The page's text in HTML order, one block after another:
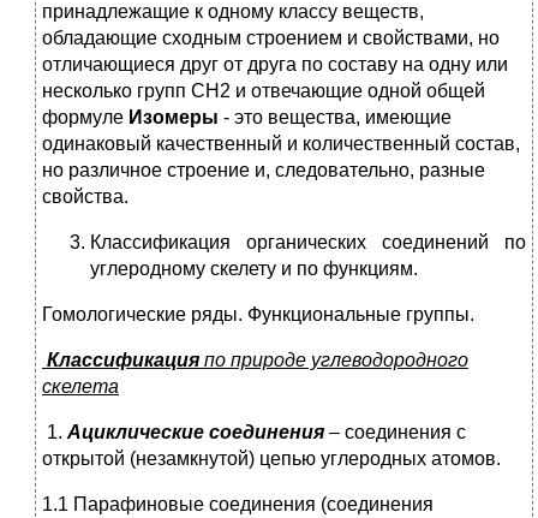
принадлежащие к одному классу веществ,
обладающие сходным строением и свойствами, но
отличающиеся друг от друга по составу на одну или
несколько групп СН2 и отвечающие одной общей
формуле Изомеры - это вещества, имеющие
одинаковый качественный и количественный состав,
но различное строение и, следовательно, разные
свойства.
Классификация органических соединений по
углеродному скелету и по функциям.
Гомологические ряды. Функциональные группы.
Классификация по природе углеводородного
скелета
1. Ациклические соединения – соединения с
открытой (незамкнутой) цепью углеродных атомов.
1.1 Парафиновые соединения (соединения